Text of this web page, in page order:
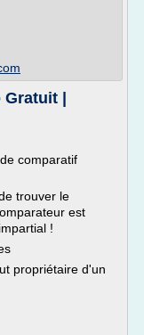
|
comparatif
trouver le
est
!
propriétaire d'un